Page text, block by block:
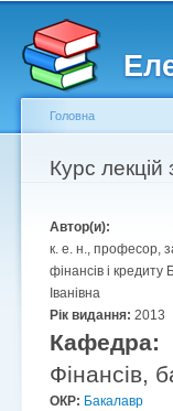
Головне меню
Другорядне
Ви є тут
Головна
Курс
Автор(и):
к. е. н., професор,
фінансів і
Іванівна
Рік видання: 2013
Кафедра:
Фінансів,
ОКР: Бакалавр